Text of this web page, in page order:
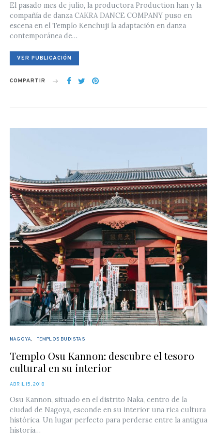
El pasado mes de julio, la productora Production han y la
compañía de danza CAKRA DANCE COMPANY puso en
escena en el Templo Kenchuji la adaptación en danza
contemporánea de…
VER PUBLICACIÓN
COMPARTIR
NAGOYA TEMPLOS BUDISTAS
Templo Osu Kannon: descubre el tesoro
cultural en su interior
POSTED
ABRIL 15, 2018
Osu Kannon, situado en el distrito Naka, centro de la
ciudad de Nagoya, esconde en su interior una rica cultura
histórica. Un lugar perfecto para perderse entre la antigua
historia…